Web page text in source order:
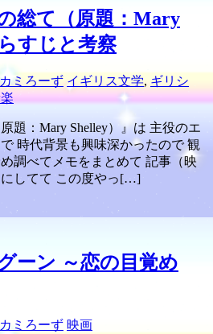
総て（原題：Mary
すじと考察
ミろーず イギリス文学, ギリシ
題：Mary Shelley）』は 主役のエ
時代背景も興味深かったので 観
調べてメモをまとめて 記事（映
してて この度やっ[…]
ーン ～恋の目覚め
ミろーず 映画